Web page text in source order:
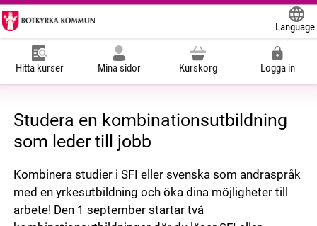
Language
Hitta kurser Mina sidor Kurskorg Logga in
Studera en kombinationsutbildning
som leder till jobb
Kombinera studier i SFI eller svenska som andraspråk
med en yrkesutbildning och öka dina möjligheter till
arbete! Den 1 september startar två